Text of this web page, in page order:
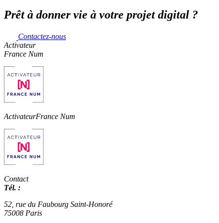
Prêt à donner vie à votre projet digital ?
Contactez-nous
Activateur
France Num
ActivateurFrance Num
Contact
Tél. :
52, rue du Faubourg Saint-Honoré
75008 Paris